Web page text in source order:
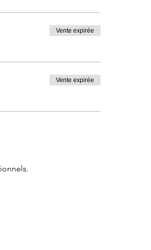
Vente expirée
Vente expirée